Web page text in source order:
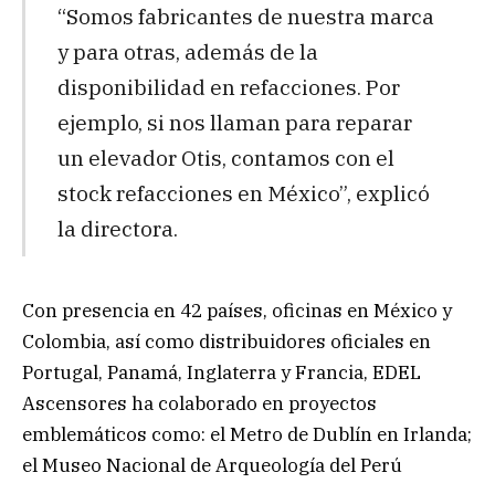
“Somos fabricantes de nuestra marca
y para otras, además de la
disponibilidad en refacciones. Por
ejemplo, si nos llaman para reparar
un elevador Otis, contamos con el
stock refacciones en México”, explicó
la directora.
Con presencia en 42 países, oficinas en México y
Colombia, así como distribuidores oficiales en
Portugal, Panamá, Inglaterra y Francia, EDEL
Ascensores ha colaborado en proyectos
emblemáticos como: el Metro de Dublín en Irlanda;
el Museo Nacional de Arqueología del Perú